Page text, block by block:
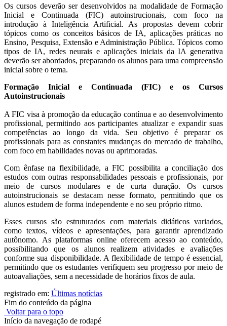
Os cursos deverão ser desenvolvidos na modalidade de Formação
Inicial e Continuada (FIC) autoinstrucionais, com foco na
introdução à Inteligência Artificial. As propostas devem cobrir
tópicos como os conceitos básicos de IA, aplicações práticas no
Ensino, Pesquisa, Extensão e Administração Pública. Tópicos como
tipos de IA, redes neurais e aplicações iniciais da IA generativa
deverão ser abordados, preparando os alunos para uma compreensão
inicial sobre o tema.
Formação Inicial e Continuada (FIC) e os Cursos
Autoinstrucionais
A FIC visa à promoção da educação contínua e ao desenvolvimento
profissional, permitindo aos participantes atualizar e expandir suas
competências ao longo da vida. Seu objetivo é preparar os
profissionais para as constantes mudanças do mercado de trabalho,
com foco em habilidades novas ou aprimoradas.
Com ênfase na flexibilidade, a FIC possibilita a conciliação dos
estudos com outras responsabilidades pessoais e profissionais, por
meio de cursos modulares e de curta duração. Os cursos
autoinstrucionais se destacam nesse formato, permitindo que os
alunos estudem de forma independente e no seu próprio ritmo.
Esses cursos são estruturados com materiais didáticos variados,
como textos, vídeos e apresentações, para garantir aprendizado
autônomo. As plataformas online oferecem acesso ao conteúdo,
possibilitando que os alunos realizem atividades e avaliações
conforme sua disponibilidade. A flexibilidade de tempo é essencial,
permitindo que os estudantes verifiquem seu progresso por meio de
autoavaliações, sem a necessidade de horários fixos de aula.
registrado em: Últimas notícias
Fim do conteúdo da página
Voltar para o topo
Início da navegação de rodapé